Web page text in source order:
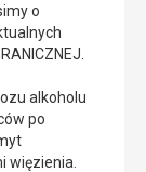
o
alkoholu
po
więzienia.